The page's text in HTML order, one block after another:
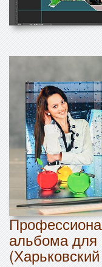
альбома для